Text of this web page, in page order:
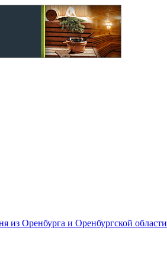
из Оренбурга и Оренбургской области